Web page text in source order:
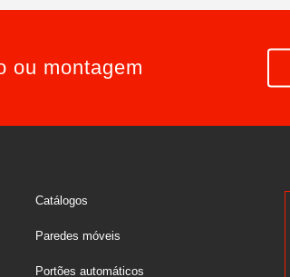
ou montagem
Catálogos
Paredes móveis
Portões automáticos